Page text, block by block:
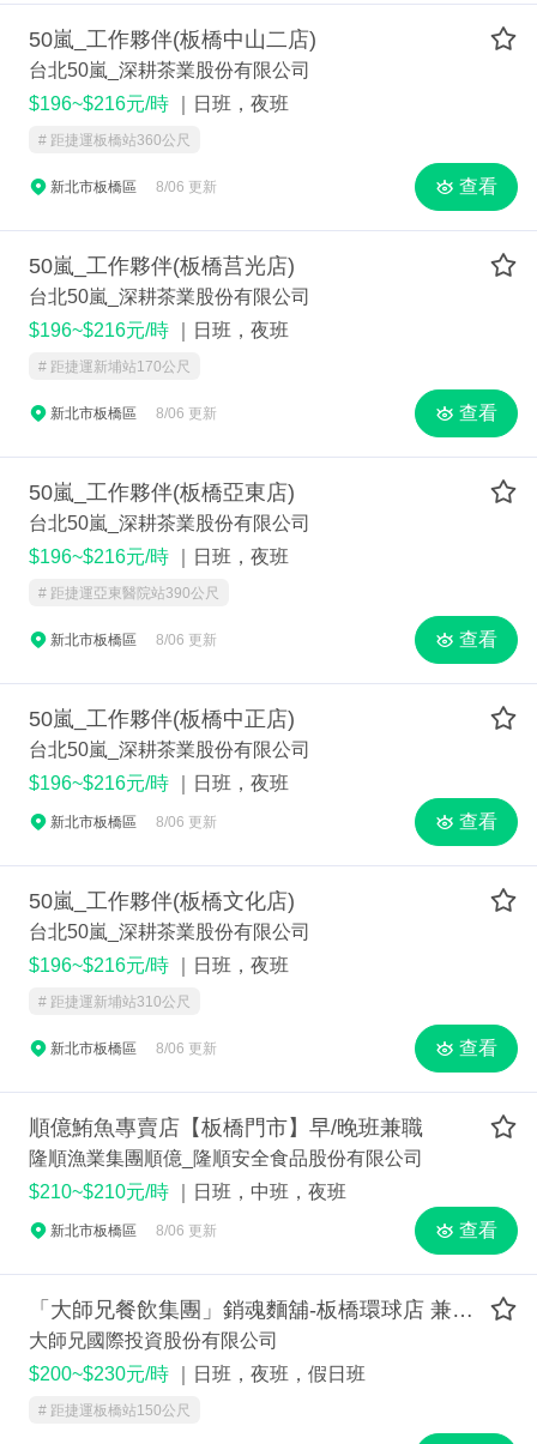
50嵐_工作夥伴(板橋中山二店)
台北50嵐_深耕茶業股份有限公司
$196~$216元/時
｜日班，夜班
# 距捷運板橋站360公尺
新北市板橋區 8/06 更新 查看
50嵐_工作夥伴(板橋莒光店)
台北50嵐_深耕茶業股份有限公司
$196~$216元/時
｜日班，夜班
# 距捷運新埔站170公尺
新北市板橋區 8/06 更新 查看
50嵐_工作夥伴(板橋亞東店)
台北50嵐_深耕茶業股份有限公司
$196~$216元/時
｜日班，夜班
# 距捷運亞東醫院站390公尺
新北市板橋區 8/06 更新 查看
50嵐_工作夥伴(板橋中正店)
台北50嵐_深耕茶業股份有限公司
$196~$216元/時
｜日班，夜班
新北市板橋區 8/06 更新 查看
50嵐_工作夥伴(板橋文化店)
台北50嵐_深耕茶業股份有限公司
$196~$216元/時
｜日班，夜班
# 距捷運新埔站310公尺
新北市板橋區 8/06 更新 查看
順億鮪魚專賣店【板橋門市】早/晚班兼職
隆順漁業集團順億_隆順安全食品股份有限公司
$210~$210元/時
｜日班，中班，夜班
新北市板橋區 8/06 更新 查看
「大師兄餐飲集團」銷魂麵舖-板橋環球店 兼職人員200-230
大師兄國際投資股份有限公司
$200~$230元/時
｜日班，夜班，假日班
# 距捷運板橋站150公尺